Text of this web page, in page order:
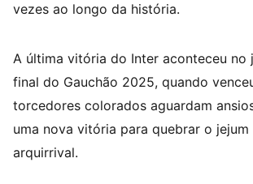
vezes ao longo da história.
A última vitória do Inter aconteceu no
final do Gauchão 2025, quando
torcedores colorados aguardam
uma nova vitória para quebrar o
arquirrival.